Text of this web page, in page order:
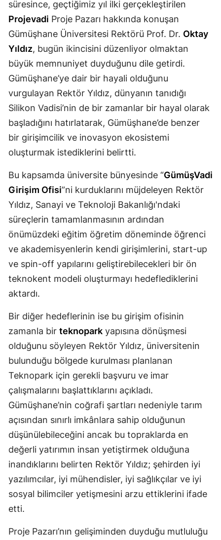
Yalova
Karabük
Kilis
Osmaniye
Düzce
süresince, geçtiğimiz yıl ilki gerçekleştirilen
Projevadi Proje Pazarı hakkında konuşan
Gümüşhane Üniversitesi Rektörü Prof. Dr. Oktay
Yıldız, bugün ikincisini düzenliyor olmaktan
büyük memnuniyet duyduğunu dile getirdi.
Gümüşhane’ye dair bir hayali olduğunu
vurgulayan Rektör Yıldız, dünyanın tanıdığı
Silikon Vadisi’nin de bir zamanlar bir hayal olarak
başladığını hatırlatarak, Gümüşhane’de benzer
bir girişimcilik ve inovasyon ekosistemi
oluşturmak istediklerini belirtti.
Bu kapsamda üniversite bünyesinde “GümüşVadi
Girişim Ofisi”ni kurduklarını müjdeleyen Rektör
Yıldız, Sanayi ve Teknoloji Bakanlığı'ndaki
süreçlerin tamamlanmasının ardından
önümüzdeki eğitim öğretim döneminde öğrenci
ve akademisyenlerin kendi girişimlerini, start-up
ve spin-off yapılarını geliştirebilecekleri bir ön
teknokent modeli oluşturmayı hedeflediklerini
aktardı.
Bir diğer hedeflerinin ise bu girişim ofisinin
zamanla bir teknopark yapısına dönüşmesi
olduğunu söyleyen Rektör Yıldız, üniversitenin
bulunduğu bölgede kurulması planlanan
Teknopark için gerekli başvuru ve imar
çalışmalarını başlattıklarını açıkladı.
Gümüşhane’nin coğrafi şartları nedeniyle tarım
açısından sınırlı imkânlara sahip olduğunun
düşünülebileceğini ancak bu topraklarda en
değerli yatırımın insan yetiştirmek olduğuna
inandıklarını belirten Rektör Yıldız; şehirden iyi
yazılımcılar, iyi mühendisler, iyi sağlıkçılar ve iyi
sosyal bilimciler yetişmesini arzu ettiklerini ifade
etti.
Proje Pazarı’nın gelişiminden duyduğu mutluluğu